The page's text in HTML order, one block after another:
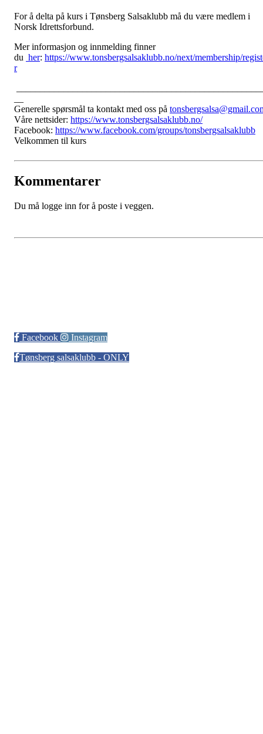
For å delta på kurs i Tønsberg Salsaklubb må du være medlem i
Norsk Idrettsforbund.
Mer informasjon og innmelding finner
du her: https://www.tonsbergsalsaklubb.no/next/membership/
r
Generelle spørsmål ta kontakt med oss på
Våre nettsider: https://www.tonsbergsalsaklubb.no/
Facebook: https://www.facebook.com/groups/tonsbergsalsaklubb
Velkommen til kurs
Kommentarer
Du må logge inn for å poste i veggen.
Facebook
Instagram
Tønsberg salsaklubb - ONLY